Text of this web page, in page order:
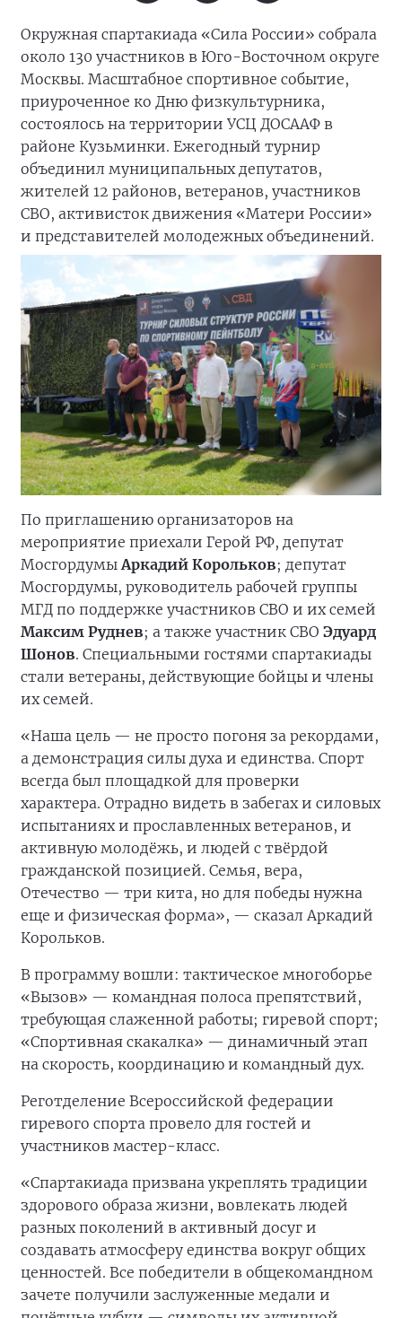
Окружная спартакиада «Сила России» собрала
около 130 участников в Юго-Восточном округе
Москвы. Масштабное спортивное событие,
приуроченное ко Дню физкультурника,
состоялось на территории УСЦ ДОСААФ в
районе Кузьминки. Ежегодный турнир
объединил муниципальных депутатов,
жителей 12 районов, ветеранов, участников
СВО, активисток движения «Матери России»
и представителей молодежных объединений.
По приглашению организаторов на
мероприятие приехали Герой РФ, депутат
МосгордумыАркадий Корольков; депутат
Мосгордумы, руководитель рабочей группы
МГД по поддержке участников СВО и их семей
Максим Руднев; а также участник СВО Эдуард
Шонов. Специальными гостями спартакиады
стали ветераны, действующие бойцы и члены
их семей.
«Наша цель — не просто погоня за рекордами,
а демонстрация силы духа и единства. Спорт
всегда был площадкой для проверки
характера. Отрадно видеть в забегах и силовых
испытаниях и прославленных ветеранов, и
активную молодёжь, и людей с твёрдой
гражданской позицией. Семья, вера,
Отечество — три кита, но для победы нужна
еще и физическая форма», — сказал Аркадий
Корольков.
В программу вошли: тактическое многоборье
«Вызов» — командная полоса препятствий,
требующая слаженной работы; гиревой спорт;
«Спортивная скакалка» — динамичный этап
на скорость, координацию и командный дух.
Реготделение Всероссийской федерации
гиревого спорта провело для гостей и
участников мастер-класс.
«Спартакиада призвана укреплять традиции
здорового образа жизни, вовлекать людей
разных поколений в активный досуг и
создавать атмосферу единства вокруг общих
ценностей. Все победители в общекомандном
зачете получили заслуженные медали и